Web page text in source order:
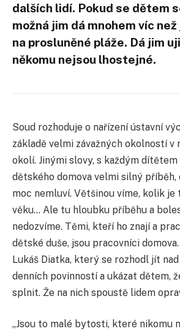
dalších lidí. Pokud se dětem
možná jim dá mnohem víc
na prosluněné pláže. Dá jim
někomu nejsou lhostejné.
Soud rozhoduje o nařízení ústavní
základě velmi závažných okolností v
okolí. Jinými slovy, s každým dítětem
dětského domova velmi silný příběh,
moc nemluví. Většinou víme, kolik je
věku… Ale tu hloubku příběhu a
nedozvíme. Těmi, kteří ho znají a
dětské duše, jsou pracovníci
Lukáš Diatka, který se rozhodl jít
denních povinností a ukázat dětem,
splnit. Že na nich spoustě lidem
„Jsou to malé bytosti, které nikomu